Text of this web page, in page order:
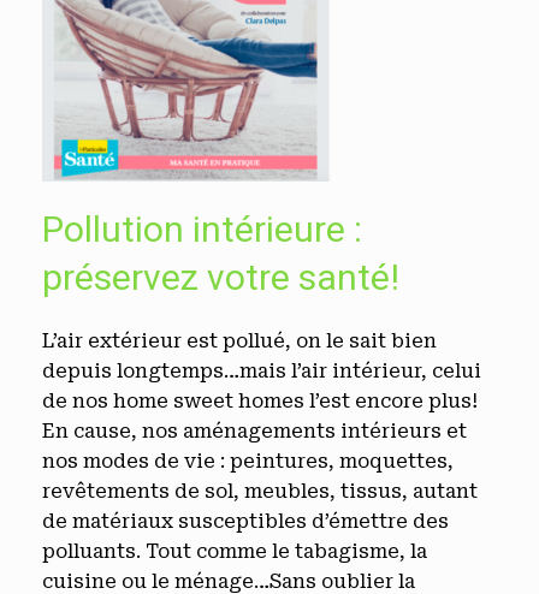
Pollution intérieure :
préservez votre santé!
L’air extérieur est pollué, on le sait bien
depuis longtemps…mais l’air intérieur, celui
de nos home sweet homes l’est encore plus!
En cause, nos aménagements intérieurs et
nos modes de vie : peintures, moquettes,
revêtements de sol, meubles, tissus, autant
de matériaux susceptibles d’émettre des
polluants. Tout comme le tabagisme, la
cuisine ou le ménage…Sans oublier la